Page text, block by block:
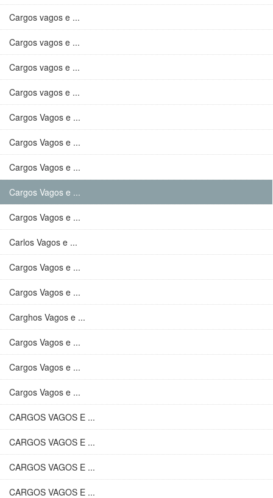
Cargos vagos e ...
Cargos vagos e ...
Cargos vagos e ...
Cargos vagos e ...
Cargos Vagos e ...
Cargos Vagos e ...
Cargos Vagos e ...
Cargos Vagos e ...
Cargos Vagos e ...
Carlos Vagos e ...
Cargos Vagos e ...
Cargos Vagos e ...
Carghos Vagos e ...
Cargos Vagos e ...
Cargos Vagos e ...
Cargos Vagos e ...
CARGOS VAGOS E ...
CARGOS VAGOS E ...
CARGOS VAGOS E ...
CARGOS VAGOS E ...